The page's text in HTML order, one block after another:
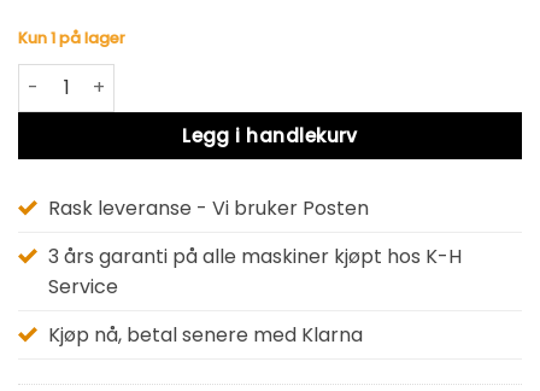
Kun 1 på lager
RING antall
Legg i handlekurv
Alternative:
Rask leveranse - Vi bruker Posten
3 års garanti på alle maskiner kjøpt hos K-H
Service
Kjøp nå, betal senere med Klarna